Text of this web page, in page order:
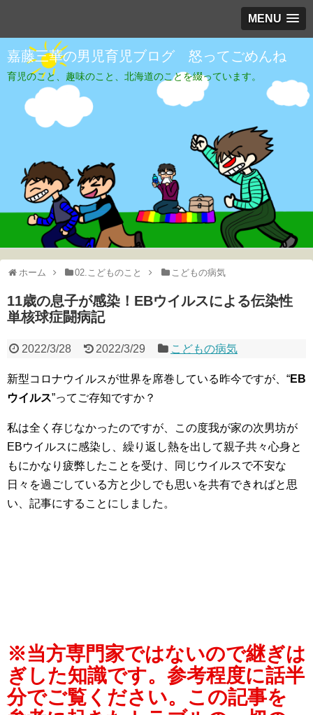
MENU
嘉藤三華の男児育児ブログ 怒ってごめんね
育児のこと、趣味のこと、北海道のことを綴っています。
ホーム 02.こどものこと こどもの病気
11歳の息子が感染！EBウイルスによる伝染性
単核球症闘病記
2022/3/28 2022/3/29 こどもの病気
新型コロナウイルスが世界を席巻している昨今ですが、“EB
ウイルス”ってご存知ですか？
私は全く存じなかったのですが、この度我が家の次男坊が
EBウイルスに感染し、繰り返し熱を出して親子共々心身と
もにかなり疲弊したことを受け、同じウイルスで不安な
日々を過ごしている方と少しでも思いを共有できればと思
い、記事にすることにしました。
※当方専門家ではないので継ぎは
ぎした知識です。参考程度に話半
分でご覧ください。この記事を